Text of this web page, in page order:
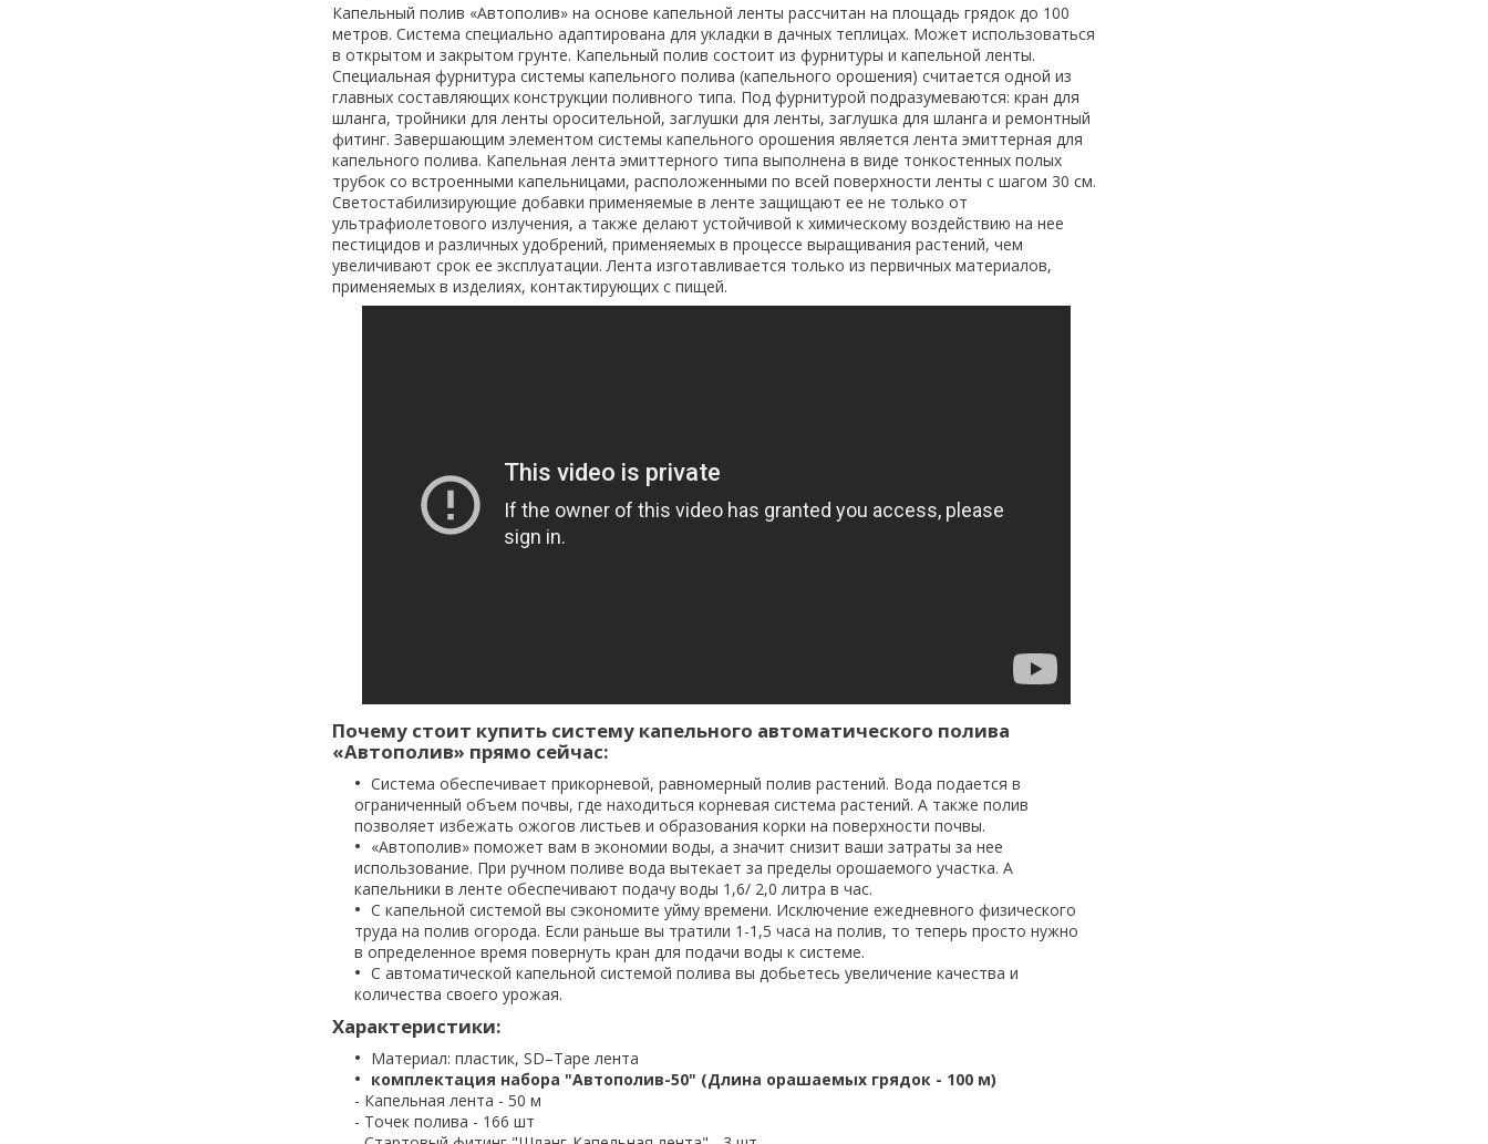
Капельный полив «Автополив» на основе капельной ленты рассчитан на площадь грядок до 100
метров. Система специально адаптирована для укладки в дачных теплицах. Может использоваться
в открытом и закрытом грунте. Капельный полив состоит из фурнитуры и капельной ленты.
Специальная фурнитура системы капельного полива (капельного орошения) считается одной из
главных составляющих конструкции поливного типа. Под фурнитурой подразумеваются: кран для
шланга, тройники для ленты оросительной, заглушки для ленты, заглушка для шланга и ремонтный
фитинг. Завершающим элементом системы капельного орошения является лента эмиттерная для
капельного полива. Капельная лента эмиттерного типа выполнена в виде тонкостенных полых
трубок со встроенными капельницами, расположенными по всей поверхности ленты с шагом 30 см.
Светостабилизирующие добавки применяемые в ленте защищают ее не только от
ультрафиолетового излучения, а также делают устойчивой к химическому воздействию на нее
пестицидов и различных удобрений, применяемых в процессе выращивания растений, чем
увеличивают срок ее эксплуатации. Лента изготавливается только из первичных материалов,
применяемых в изделиях, контактирующих с пищей.
Почему стоит купить систему капельного автоматического полива
«Автополив» прямо сейчас:
Система обеспечивает прикорневой, равномерный полив растений. Вода подается в
ограниченный объем почвы, где находиться корневая система растений. А также полив
позволяет избежать ожогов листьев и образования корки на поверхности почвы.
«Автополив» поможет вам в экономии воды, а значит снизит ваши затраты за нее
использование. При ручном поливе вода вытекает за пределы орошаемого участка. А
капельники в ленте обеспечивают подачу воды 1,6/ 2,0 литра в час.
С капельной системой вы сэкономите уйму времени. Исключение ежедневного физического
труда на полив огорода. Если раньше вы тратили 1-1,5 часа на полив, то теперь просто нужно
в определенное время повернуть кран для подачи воды к системе.
С автоматической капельной системой полива вы добьетесь увеличение качества и
количества своего урожая.
Характеристики:
Материал: пластик, SD–Tape лента
комплектация набора "Автополив-50" (Длина орашаемых грядок - 100 м)
- Капельная лента - 50 м
- Точек полива - 166 шт